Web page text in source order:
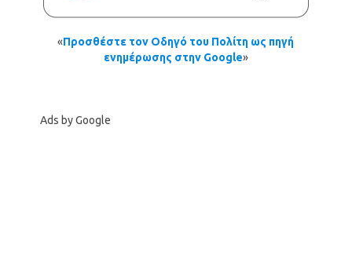
«Προσθέστε τον Οδηγό του Πολίτη ως πηγή
ενημέρωσης στην Google»
Ads by Google